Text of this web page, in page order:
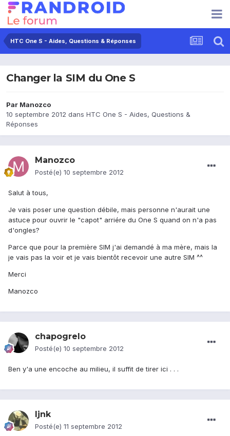
HTC One S - Aides, Questions & Réponses
Changer la SIM du One S
Par Manozco
10 septembre 2012 dans HTC One S - Aides, Questions &
Réponses
Manozco
Posté(e) 10 septembre 2012
Salut à tous,
Je vais poser une question débile, mais personne n'aurait une
astuce pour ouvrir le "capot" arriére du One S quand on n'a pas
d'ongles?
Parce que pour la première SIM j'ai demandé à ma mère, mais la
je vais pas la voir et je vais bientôt recevoir une autre SIM ^^
Merci
Manozco
chapogrelo
Posté(e) 10 septembre 2012
Ben y'a une encoche au milieu, il suffit de tirer ici . . .
ljnk
Posté(e) 11 septembre 2012